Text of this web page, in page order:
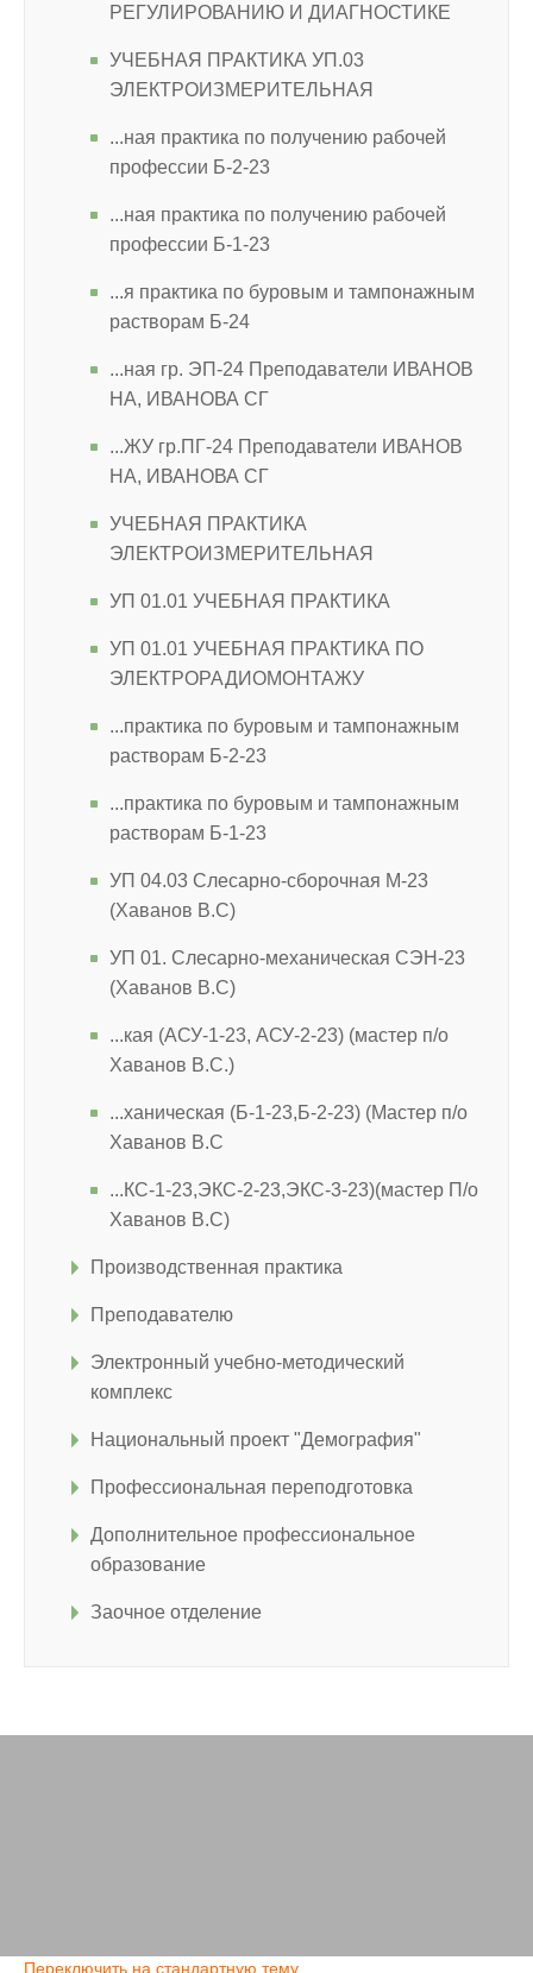
РЕГУЛИРОВАНИЮ И ДИАГНОСТИКЕ
УЧЕБНАЯ ПРАКТИКА УП.03
ЭЛЕКТРОИЗМЕРИТЕЛЬНАЯ
...ная практика по получению рабочей
профессии Б-2-23
...ная практика по получению рабочей
профессии Б-1-23
...я практика по буровым и тампонажным
растворам Б-24
...ная гр. ЭП-24 Преподаватели ИВАНОВ
НА, ИВАНОВА СГ
...ЖУ гр.ПГ-24 Преподаватели ИВАНОВ
НА, ИВАНОВА СГ
УЧЕБНАЯ ПРАКТИКА
ЭЛЕКТРОИЗМЕРИТЕЛЬНАЯ
УП 01.01 УЧЕБНАЯ ПРАКТИКА
УП 01.01 УЧЕБНАЯ ПРАКТИКА ПО
ЭЛЕКТРОРАДИОМОНТАЖУ
...практика по буровым и тампонажным
растворам Б-2-23
...практика по буровым и тампонажным
растворам Б-1-23
УП 04.03 Слесарно-сборочная М-23
(Хаванов В.С)
УП 01. Слесарно-механическая СЭН-23
(Хаванов В.С)
...кая (АСУ-1-23, АСУ-2-23) (мастер п/о
Хаванов В.С.)
...ханическая (Б-1-23,Б-2-23) (Мастер п/о
Хаванов В.С
...КС-1-23,ЭКС-2-23,ЭКС-3-23)(мастер П/о
Хаванов В.С)
Производственная практика
Преподавателю
Электронный учебно-методический
комплекс
Национальный проект "Демография"
Профессиональная переподготовка
Дополнительное профессиональное
образование
Заочное отделение
Переключить на стандартную тему